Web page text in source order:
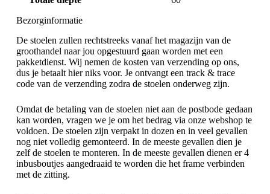
Bezorginformatie
De stoelen zullen rechtstreeks vanaf het magazijn van de
groothandel naar jou opgestuurd gaan worden met een
pakketdienst. Wij nemen de kosten van verzending op ons,
dus je betaalt hier niks voor. Je ontvangt een track & trace
code van de verzending zodra de stoelen onderweg zijn.
Omdat de betaling van de stoelen niet aan de postbode gedaan
kan worden, vragen we je om het bedrag via onze webshop te
voldoen. De stoelen zijn verpakt in dozen en in veel gevallen
nog niet volledig gemonteerd. In de meeste gevallen dien je
zelf de stoelen te monteren. In de meeste gevallen dienen er 4
inbusboutjes aangedraaid te worden die het frame verbinden
met de zitting.